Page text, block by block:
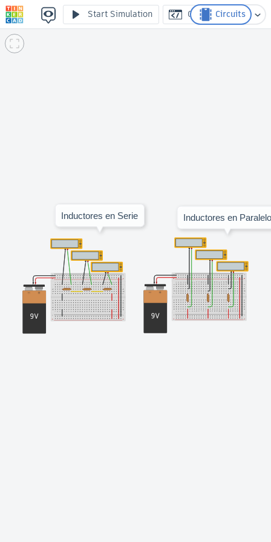
Finishing
Inductores en serie y en paralelo
Start Simulation Code Circuits
Inductores en Serie Inductores en